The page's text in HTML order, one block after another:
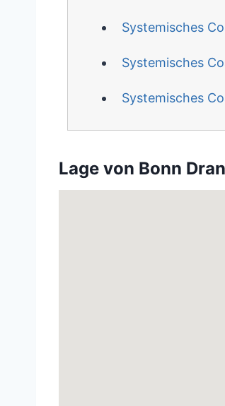
Systemisches
Systemisches
Systemisches
Lage von Bonn